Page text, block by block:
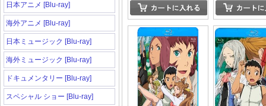
日本アニメ [Blu-ray]
海外アニメ [Blu-ray]
日本ミュージック [Blu-ray]
海外ミュージック [Blu-ray]
ドキュメンタリー [Blu-ray]
スペシャル ショー [Blu-ray]